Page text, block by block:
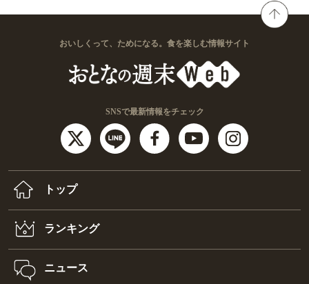
おいしくって、ためになる。食を楽しむ情報サイト
SNSで最新情報をチェック
トップ
ランキング
ニュース